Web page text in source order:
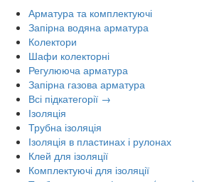
Арматура та комплектуючі
Запірна водяна арматура
Колектори
Шафи колекторні
Регулююча арматура
Запірна газова арматура
Всі підкатегорії →
Ізоляція
Трубна ізоляція
Ізоляція в пластинах і рулонах
Клей для ізоляції
Комплектуючі для ізоляції